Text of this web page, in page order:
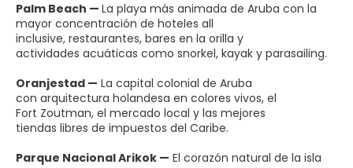
Palm Beach — La playa más animada de Aruba con la
mayor concentración de hoteles all
inclusive, restaurantes, bares en la orilla y
actividades acuáticas como snorkel, kayak y parasailing.
Oranjestad — La capital colonial de Aruba
con arquitectura holandesa en colores vivos, el
Fort Zoutman, el mercado local y las mejores
tiendas libres de impuestos del Caribe.
Parque Nacional Arikok — El corazón natural de la isla